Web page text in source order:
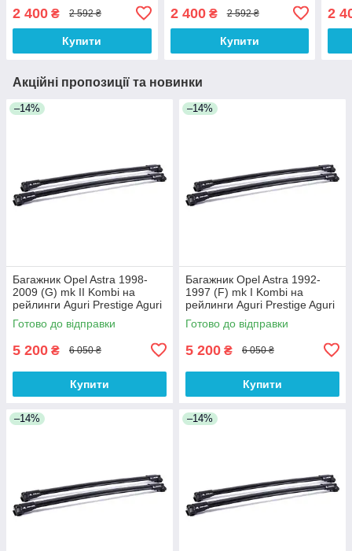
2 400 ₴ 2 592 ₴
Купити
2 400₴ 2 592 ₴
Купити
2
Акційні пропозиції та новинки
–14%
Багажник Opel Astra 1998-
2009 (G) mk II Kombi на
рейлинги Aguri Prestige Aguri
Готово до відправки
5 200 ₴ 6 050 ₴
Купити
–14%
Багажник Opel Astra 1992-
1997 (F) mk I Kombi на
рейлинги Aguri Prestige Aguri
Готово до відправки
5 200 ₴ 6 050 ₴
Купити
–14% –14%